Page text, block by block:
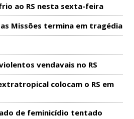
ao RS nesta sexta-feira
Missões termina em tragédia
vendavais no RS
colocam o RS em
de feminicídio tentado